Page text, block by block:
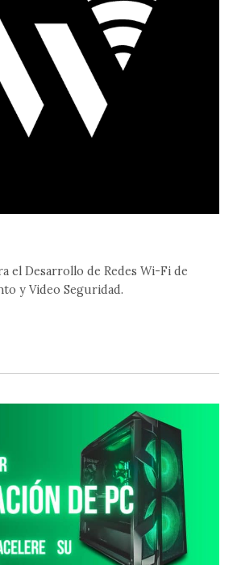
el Desarrollo de Redes Wi-Fi de
y Video Seguridad.